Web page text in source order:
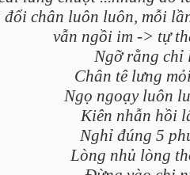
đổi chân luôn luôn, mỗi
vẫn ngồi im -> tự
Ngỡ rằng chỉ
Chân tê lưng
Ngọ ngoạy luôn
Kiên nhẫn hồi
Nghỉ đúng 5
Lòng nhủ lòng